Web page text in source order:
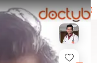
---